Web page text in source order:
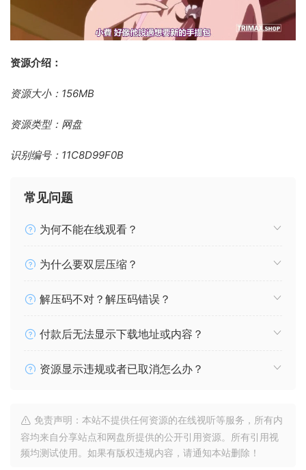
资源介绍：
资源大小：156MB
资源类型：网盘
识别编号：11C8D99F0B
常见问题
为何不能在线观看？
为什么要双层压缩？
解压码不对？解压码错误？
付款后无法显示下载地址或内容？
资源显示违规或者已取消怎么办？
免责声明：本站不提供任何资源的在线视听等服务，所有内
容均来自分享站点和网盘所提供的公开引用资源。所有引用视
频均测试使用。如果有版权违规内容，请通知本站删除！